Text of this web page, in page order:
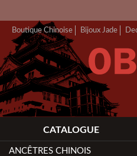
Boutique Chinoise Bijoux Jade
CATALOGUE
ANCÊTRES CHINOIS